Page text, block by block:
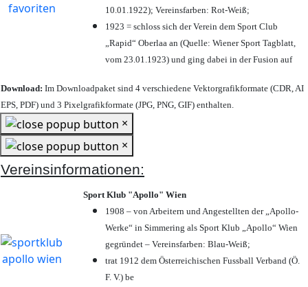
10.01.1922); Vereinsfarben: Rot-Weiß;
1923 = schloss sich der Verein dem Sport Club
„Rapid“ Oberlaa an (Quelle: Wiener Sport Tagblatt,
vom 23.01.1923) und ging dabei in der Fusion auf
Download: Im Downloadpaket sind 4 verschiedene Vektorgrafikformate (CDR, AI
EPS, PDF) und 3 Pixelgrafikformate (JPG, PNG, GIF) enthalten.
×
×
Vereinsinformationen:
Sport Klub "Apollo" Wien
1908 – von Arbeitern und Angestellten der „Apollo-
Werke“ in Simmering als Sport Klub „Apollo“ Wien
gegründet – Vereinsfarben: Blau-Weiß;
trat 1912 dem Österreichischen Fussball Verband (Ö.
F. V.) be